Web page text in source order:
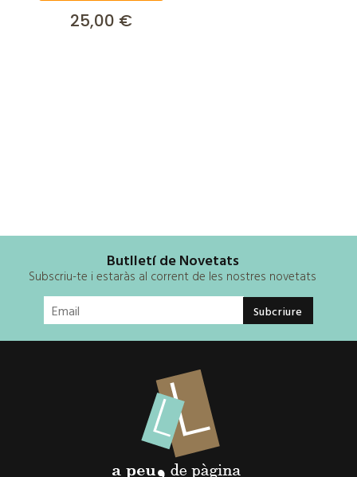
25,00 €
Butlletí de Novetats
Subscriu-te i estaràs al corrent de les nostres novetats